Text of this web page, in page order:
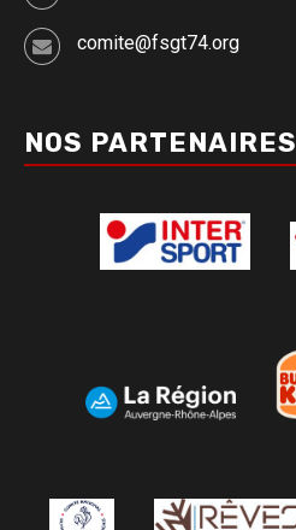
comite@fsgt74.org
NOS PARTENAIRES